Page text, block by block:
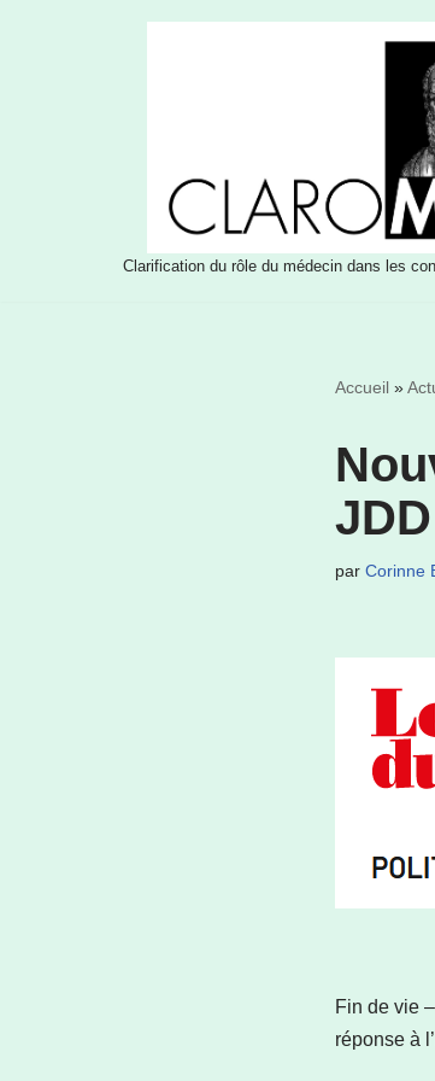
Clarification du rôle du médecin dans les
Accueil»
JDD
par Corinne
Fin de vie
réponse à